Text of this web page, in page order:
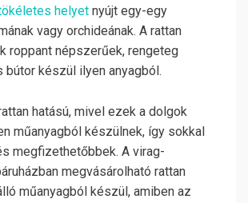
helyet nyújt egy-egy
vagy orchideának. A rattan
roppant népszerűek, rengeteg
készül ilyen anyagból.
hatású, mivel ezek a dolgok
műanyagból készülnek, így sokkal
megfizethetőbbek. A virag-
megvásárolható rattan
műanyagból készül, amiben az